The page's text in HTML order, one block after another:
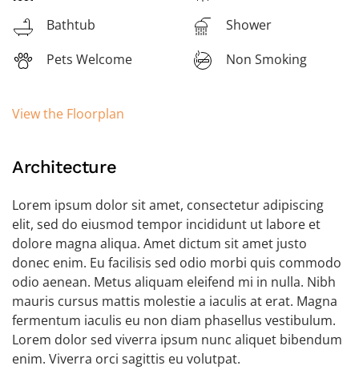
Bathtub
Shower
Pets Welcome
Non Smoking
View the Floorplan
Architecture
Lorem ipsum dolor sit amet, consectetur adipiscing
elit, sed do eiusmod tempor incididunt ut labore et
dolore magna aliqua. Amet dictum sit amet justo
donec enim. Eu facilisis sed odio morbi quis commodo
odio aenean. Metus aliquam eleifend mi in nulla. Nibh
mauris cursus mattis molestie a iaculis at erat. Magna
fermentum iaculis eu non diam phasellus vestibulum.
Lorem dolor sed viverra ipsum nunc aliquet bibendum
enim. Viverra orci sagittis eu volutpat.